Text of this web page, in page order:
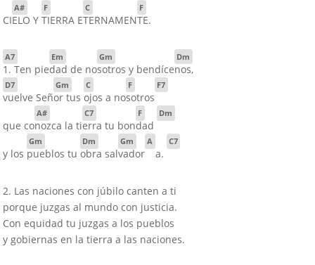
CI
A#
ELO Y
F
TIERRA E
C
TERNAMEN
F
TE.
A7
1. Ten pie
Em
dad de no
Gm
sotros y bendíce
Dm
nos,
D7
vuelve Señ
Gm
or tus
C
ojos a no
F
sotros
F7
que co
A#
nozca la ti
C7
erra tu bon
F
dad
Dm
y los
Gm
pueblos tu
Dm
obra sal
Gm
vador
A
a.
C7
2. Las naciones con júbilo canten a ti
porque juzgas al mundo con justicia.
Con equidad tu juzgas a los pueblos
y gobiernas en la tierra a las naciones.